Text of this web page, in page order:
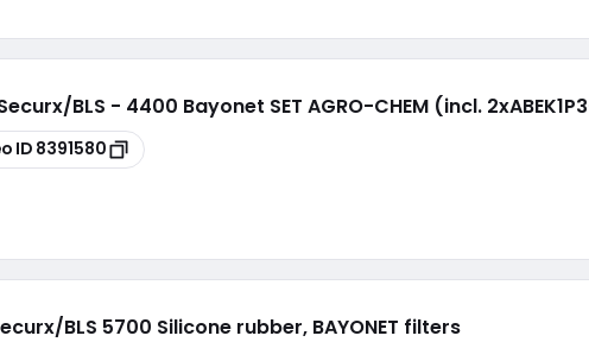
BLS - 4400 Bayonet SET AGRO-CHEM (incl.
ID 8391580
BLS 5700 Silicone rubber, BAYONET filters